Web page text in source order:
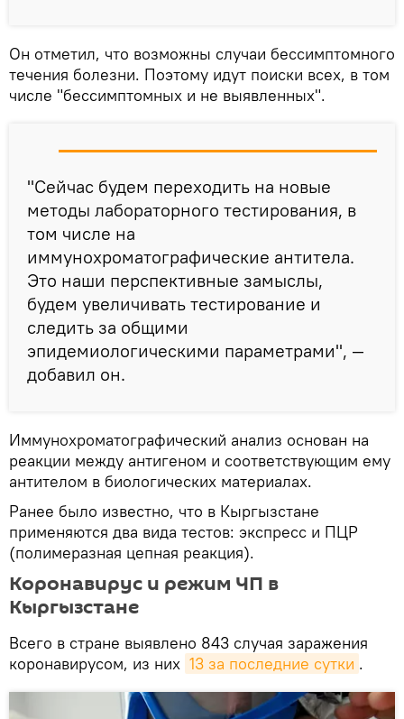
Он отметил, что возможны случаи бессимптомного
течения болезни. Поэтому идут поиски всех, в том
числе "бессимптомных и не выявленных".
"Сейчас будем переходить на новые
методы лабораторного тестирования, в
том числе на
иммунохроматографические антитела.
Это наши перспективные замыслы,
будем увеличивать тестирование и
следить за общими
эпидемиологическими параметрами", —
добавил он.
Иммунохроматографический анализ основан на
реакции между антигеном и соответствующим ему
антителом в биологических материалах.
Ранее было известно, что в Кыргызстане
применяются два вида тестов: экспресс и ПЦР
(полимеразная цепная реакция).
Коронавирус и режим ЧП в
Кыргызстане
Всего в стране выявлено 843 случая заражения
коронавирусом, из них 13 за последние сутки .